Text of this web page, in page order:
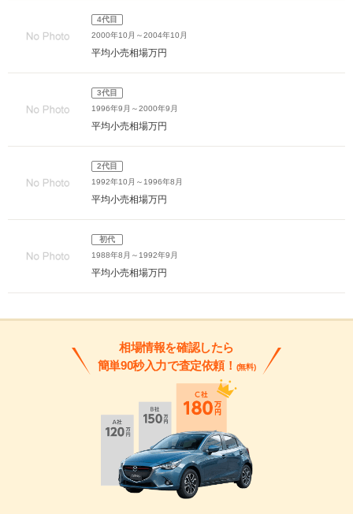
4代目
2000年10月～2004年10月
平均小売相場万円
3代目
1996年9月～2000年9月
平均小売相場万円
2代目
1992年10月～1996年8月
平均小売相場万円
初代
1988年8月～1992年9月
平均小売相場万円
相場情報を確認したら
簡単90秒入力で査定依頼！ (無料)